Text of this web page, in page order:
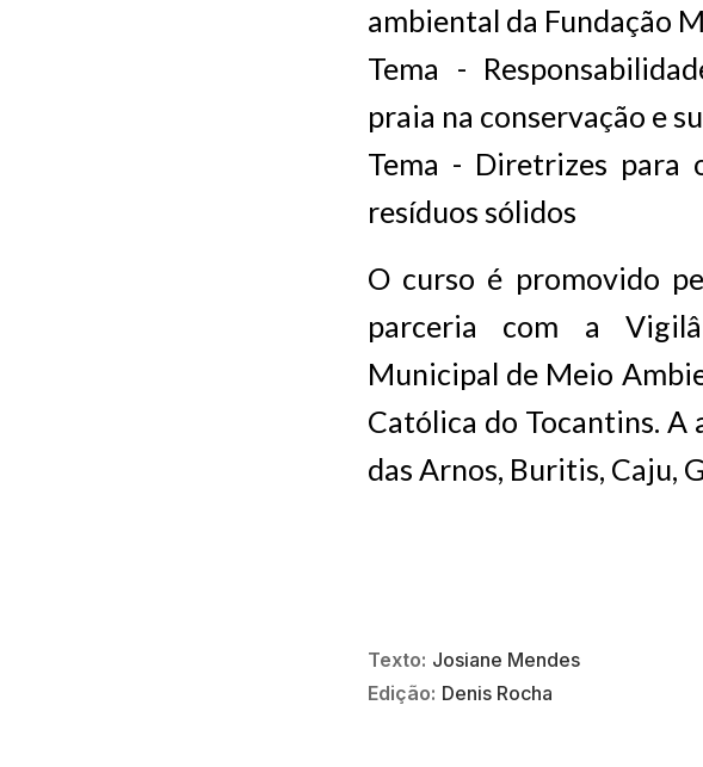
ambiental da Fundação
Tema -
praia na conservação e
Tema - Diretrizes para
resíduos sólidos
O curso é promovido
parceria com a
Municipal de Meio
Católica do Tocantins. A
das Arnos, Buritis, Caju,
Texto: Josiane Mendes
Edição: Denis Rocha